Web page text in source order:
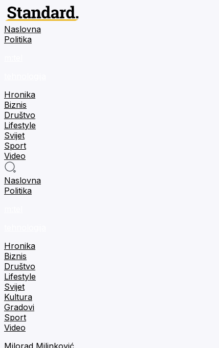
Naslovna
Politika
Hronika
Biznis
Društvo
Lifestyle
Svijet
Sport
Video
Naslovna
Politika
Hronika
Biznis
Društvo
Lifestyle
Svijet
Kultura
Gradovi
Sport
Video
Milorad Milinković